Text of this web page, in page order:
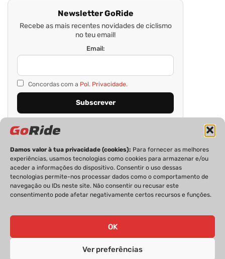
Damos valor à tua privacidade (cookies): Para fornecer as melhores
experiências, usamos tecnologias como cookies para armazenar e/ou
aceder a informações do dispositivo. Consentir o uso dessas
tecnologias permite-nos processar dados como o comportamento de
navegação ou IDs neste site. Não consentir ou recusar este
consentimento pode afetar negativamente certos recursos e funções.
OK
Ver preferências
Newsletter GoRide
Recebe as mais recentes novidades de ciclismo
no teu email!
Email:
Concordas com a Pol. Privacidade.
PRIVACIDADE FICHA TÉCNICA
ESTATUTO EDITORIAL